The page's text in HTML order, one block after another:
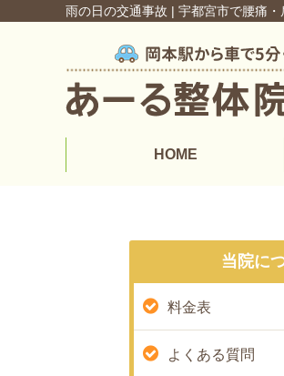
雨の日の交通事故 | 宇都宮市で腰痛
HOME
当院に
料金表
よくある質問